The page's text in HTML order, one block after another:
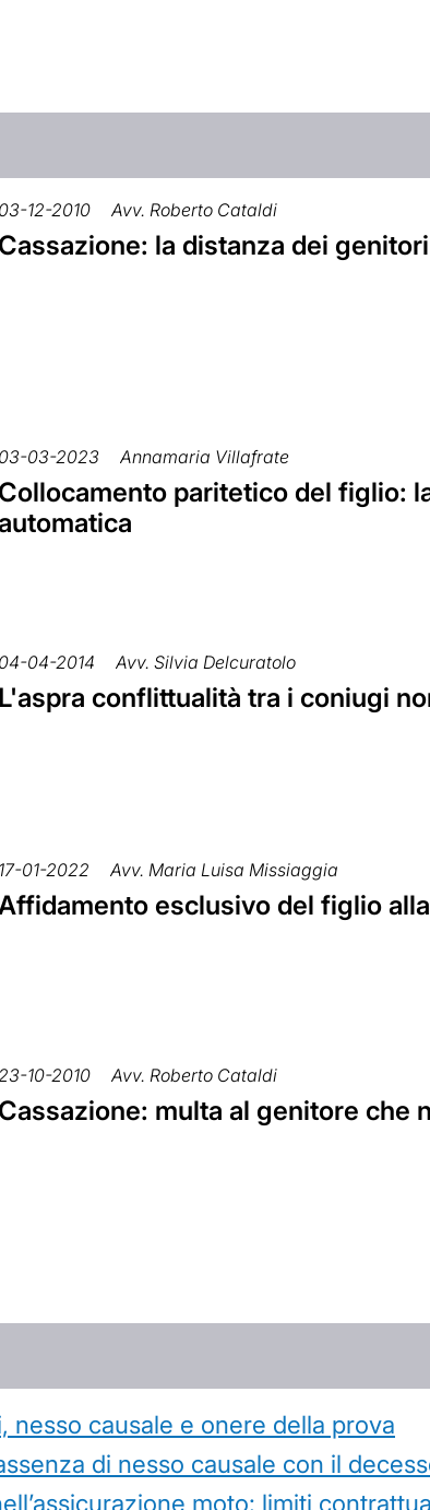
03-12-2010 Avv. Roberto Cataldi
Cassazione: la distanza dei
03-03-2023 Annamaria Villafrate
Collocamento paritetico del figlio:
04-04-2014 Avv. Silvia Delcuratolo
L'aspra conflittualità tra i coniugi
17-01-2022 Avv. Maria Luisa Missiaggia
esclusivo del figlio
10-2010 Avv. Roberto Cataldi
Cassazione: multa al genitore
nesso causale e onere della prova
di nesso causale con il
moto: limiti